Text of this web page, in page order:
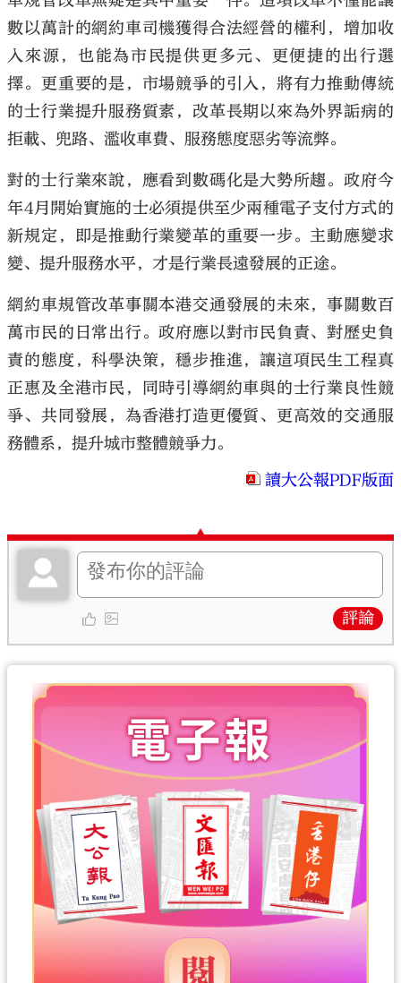
數以萬計的網約車司機獲得合法經營的權利，增加收
入來源，也能為市民提供更多元、更便捷的出行選
擇。更重要的是，市場競爭的引入，將有力推動傳統
的士行業提升服務質素，改革長期以來為外界詬病的
拒載、兜路、濫收車費、服務態度惡劣等流弊。
對的士行業來說，應看到數碼化是大勢所趨。政府今
年4月開始實施的士必須提供至少兩種電子支付方式的
新規定，即是推動行業變革的重要一步。主動應變求
變、提升服務水平，才是行業長遠發展的正途。
網約車規管改革事關本港交通發展的未來，事關數百
萬市民的日常出行。政府應以對市民負責、對歷史負
責的態度，科學決策，穩步推進，讓這項民生工程真
正惠及全港市民，同時引導網約車與的士行業良性競
爭、共同發展，為香港打造更優質、更高效的交通服
務體系，提升城市整體競爭力。
讀大公報PDF版面
評論